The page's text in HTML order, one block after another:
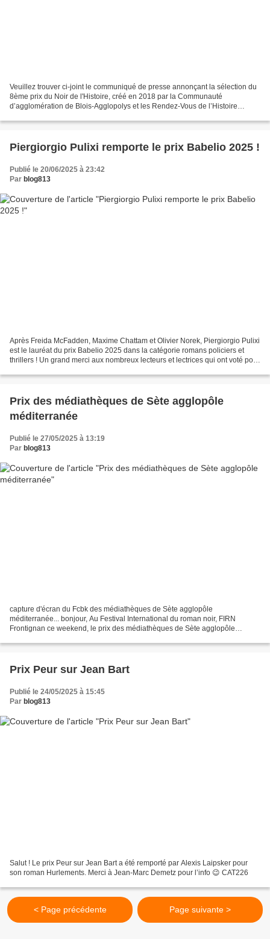
Veuillez trouver ci-joint le communiqué de presse annonçant la sélection du
8ème prix du Noir de l'Histoire, créé en 2018 par la Communauté
d’agglomération de Blois-Agglopolys et les Rendez-Vous de l’Histoire
Piergiorgio Pulixi remporte le prix Babelio 2025 !
Publié le 20/06/2025 à 23:42
Par blog813
Après Freida McFadden, Maxime Chattam et Olivier Norek, Piergiorgio Pulixi
est le lauréat du prix Babelio 2025 dans la catégorie romans policiers et
thrillers ! Un grand merci aux nombreux lecteurs et lectrices qui ont voté pour
Prix des médiathèques de Sète agglopôle
méditerranée
Publié le 27/05/2025 à 13:19
Par blog813
capture d'écran du Fcbk des médiathèques de Sète agglopôle
méditerranée... bonjour, Au Festival International du roman noir, FIRN
Frontignan ce weekend, le prix des médiathèques de Sète agglopôle
Prix Peur sur Jean Bart
Publié le 24/05/2025 à 15:45
Par blog813
Salut ! Le prix Peur sur Jean Bart a été remporté par Alexis Laipsker pour
son roman Hurlements. Merci à Jean-Marc Demetz pour l’info 😉 CAT226
< Page précédente Page suivante >